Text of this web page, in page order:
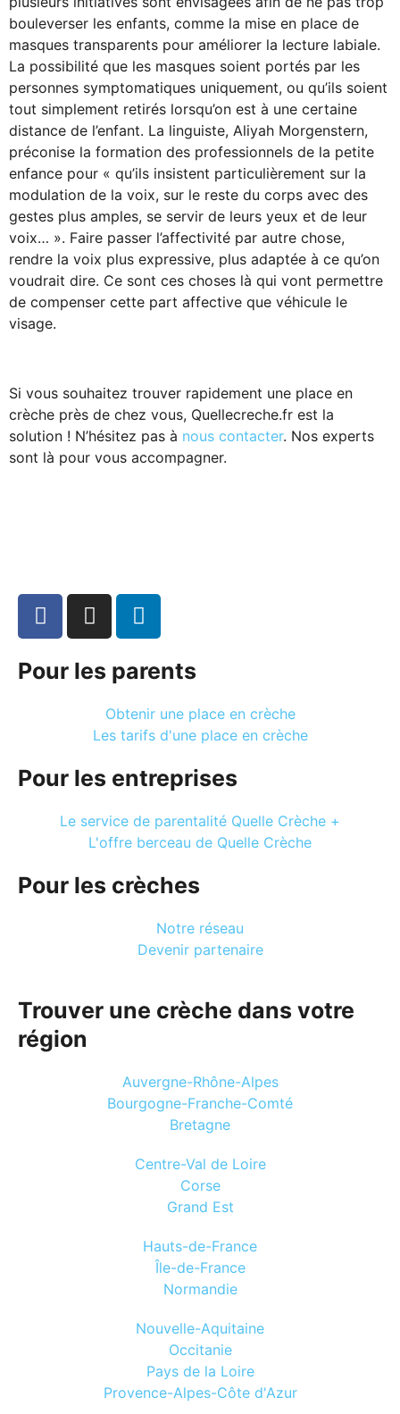
bouleverser les enfants, comme la mise en place de
masques transparents pour améliorer la lecture labiale.
La possibilité que les masques soient portés par les
personnes symptomatiques uniquement, ou qu’ils soient
tout simplement retirés lorsqu’on est à une certaine
distance de l’enfant. La linguiste, Aliyah Morgenstern,
préconise la formation des professionnels de la petite
enfance pour « qu’ils insistent particulièrement sur la
modulation de la voix, sur le reste du corps avec des
gestes plus amples, se servir de leurs yeux et de leur
voix… ». Faire passer l’affectivité par autre chose,
rendre la voix plus expressive, plus adaptée à ce qu’on
voudrait dire. Ce sont ces choses là qui vont permettre
de compenser cette part affective que véhicule le
visage.
Si vous souhaitez trouver rapidement une place en
crèche près de chez vous, Quellecreche.fr est la
solution ! N’hésitez pas à nous contacter. Nos experts
sont là pour vous accompagner.
Pour les parents
Obtenir une place en crèche
Les tarifs d'une place en crèche
Pour les entreprises
Le service de parentalité Quelle Crèche +
L'offre berceau de Quelle Crèche
Pour les crèches
Notre réseau
Devenir partenaire
Trouver une crèche dans votre
région
Auvergne-Rhône-Alpes
Bourgogne-Franche-Comté
Bretagne
Centre-Val de Loire
Corse
Grand Est
Hauts-de-France
Île-de-France
Normandie
Nouvelle-Aquitaine
Occitanie
Pays de la Loire
Provence-Alpes-Côte d'Azur